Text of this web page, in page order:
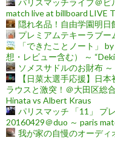
match live at billboard LIVE
隠れ名品！自由学園明日
プレミアムテキーラブー
「できたことノート」
想・レビュー含む） ～
ソメスサドルのお財布 ～
【日菜太選手応援】日
ラウスと激突！＠大田区総
Hinata vs Albert Kraus
パリスマッチ 「11」 プ
20160429＠duo ～ paris
我が家の自慢のオーデ